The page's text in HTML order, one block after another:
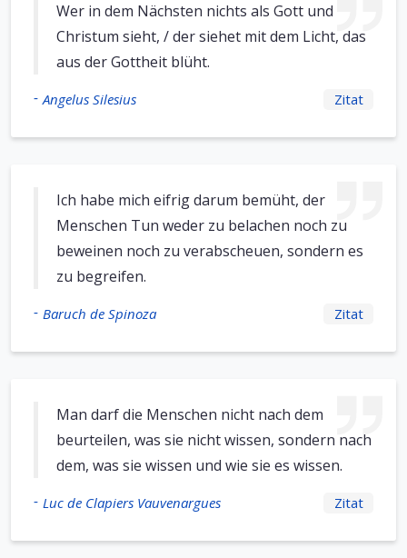
Wer in dem Nächsten nichts als Gott und
Christum sieht, / der siehet mit dem Licht, das
aus der Gottheit blüht.
- Angelus Silesius Zitat
Ich habe mich eifrig darum bemüht, der
Menschen Tun weder zu belachen noch zu
beweinen noch zu verabscheuen, sondern es
zu begreifen.
- Baruch de Spinoza Zitat
Man darf die Menschen nicht nach dem
beurteilen, was sie nicht wissen, sondern nach
dem, was sie wissen und wie sie es wissen.
- Luc de Clapiers Vauvenargues Zitat